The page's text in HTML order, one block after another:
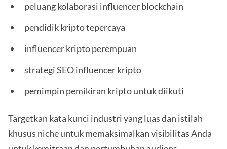
peluang kolaborasi influencer blockchain
pendidik kripto tepercaya
influencer kripto perempuan
strategi SEO influencer kripto
pemimpin pemikiran kripto untuk diikuti
Targetkan kata kunci industri yang luas dan istilah
khusus niche untuk memaksimalkan visibilitas Anda